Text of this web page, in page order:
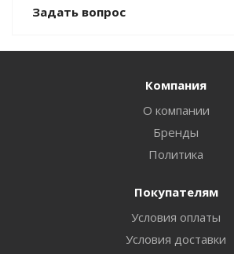
Задать вопрос
Компания
О компании
Бренды
Политика
Покупателям
Условия оплаты
Условия доставки